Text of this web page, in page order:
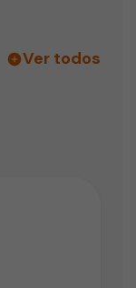
Ver todos